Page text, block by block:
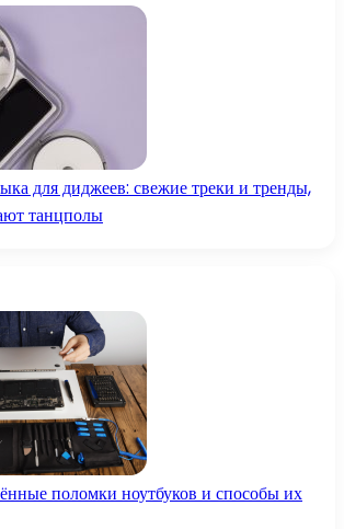
для диджеев: свежие треки и тренды,
танцполы
поломки ноутбуков и способы их